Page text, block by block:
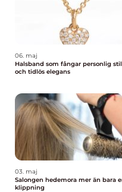
06. maj
Halsband som fångar personlig stil
och tidlös elegans
03. maj
Salongen hedemora mer än bara en
klippning